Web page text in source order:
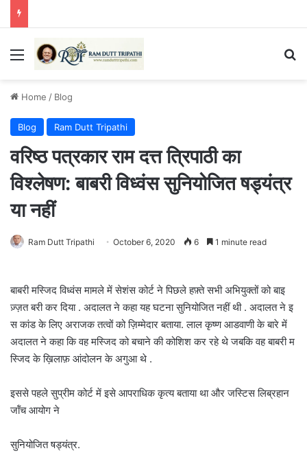
Menu
Home / Blog
Blog Ram Dutt Tripathi
वरिष्ठ पत्रकार राम दत्त त्रिपाठी का
विश्लेषण: बाबरी विध्वंस सुनियोजित षड्यंत्र
या नहीं
Ram Dutt Tripathi October 6, 2020 6 1 minute read
बाबरी मस्जिद विध्वंस मामले में सेशंस कोर्ट ने पिछले हफ़्ते सभी अभियुक्तों को बाइ
ज़्ज़त बरी कर दिया . अदालत ने कहा यह घटना सुनियोजित नहीं थी . अदालत ने इ
स कांड के लिए अराजक तत्वों को ज़िम्मेदार बताया. लाल कृष्ण आडवाणी के बारे में
अदालत ने कहा कि वह मस्जिद को बचाने की कोशिश कर रहे थे जबकि वह बाबरी म
स्जिद के ख़िलाफ़ आंदोलन के अगुआ थे .
इससे पहले सुप्रीम कोर्ट में इसे आपराधिक कृत्य बताया था और जस्टिस लिब्रहान
जॉंच आयोग ने
सुनियोजित षड्यंत्र.